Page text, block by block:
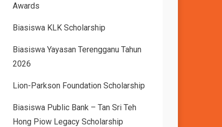
Awards
Biasiswa KLK Scholarship
Biasiswa Yayasan Terengganu Tahun
2026
Lion-Parkson Foundation Scholarship
Biasiswa Public Bank – Tan Sri Teh
Hong Piow Legacy Scholarship